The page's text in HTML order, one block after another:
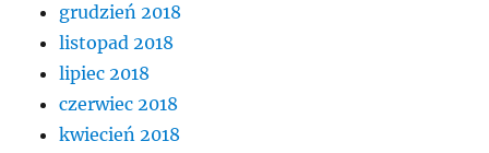
grudzień 2018
listopad 2018
lipiec 2018
czerwiec 2018
kwiecień 2018